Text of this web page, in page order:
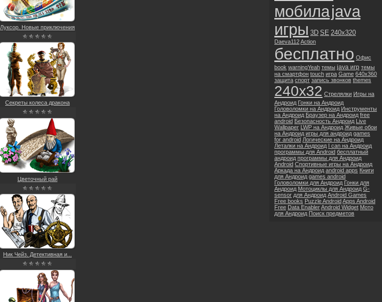
Луксор. Новые приключения
Секреты колеса дракона
Цветочный рай
Ник Чейз. Детективная и...
мобилаjava
игры 3D SE 240x320
Daeva112Action
бесплатно Офис
book warningYeah темы java игр темы
на смартфон touch игра Game 640x360
защита спорт запись звонков themes
240x32 Стрелялки Игры на
Андроид Гонки на Андроид
Головоломки на Андроид Инструменты
на Андроид Браузер на Андроид free
android Безопасность Андроид Live
Wallpaper LWP на Андроид Живые обои
на Андроид игры для андроид games
for android Логические на Андроид
Леталки на Андроид I can на Андроид
программы для Android бесплатный
андроид программы для Андроид
Android Спортивные игры на Андроид
Аркада на Андроид android apps Книги
для Андроид games android
Головоломки для Андроид Гонки для
Андроид Мотоциклы для Андроид G-
sensor для Андроид Android Games
Free books Puzzle AndroidApps Android
Free Data EnablerAndroid Widget Мото
для Андроид Поиск предметов